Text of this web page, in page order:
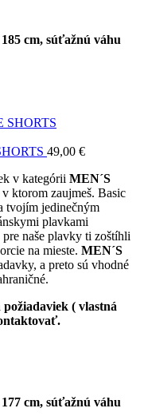
cm, súťažnú váhu
49,00 €
v kategórii MEN´S
ktorom zaujmeš. Basic
tvojím jedinečným
plavkami
naše plavky ti zoštíhli
na mieste. MEN´S
a preto sú vhodné
( vlastná
cm, súťažnú váhu